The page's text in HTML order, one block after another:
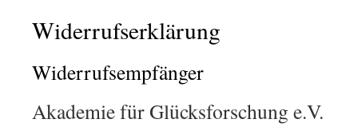
Widerrufserklärung
Widerrufsempfänger
Akademie für Glücksforschung e.V.